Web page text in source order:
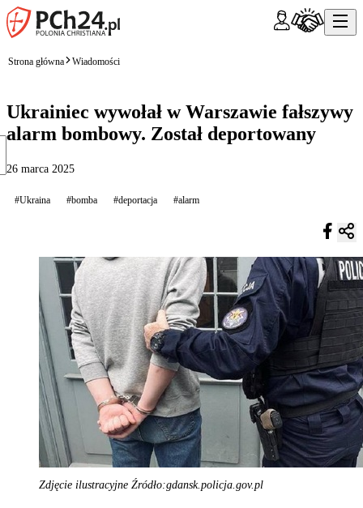
Strona główna Wiadomości
Ukrainiec wywołał w Warszawie fałszywy
alarm bombowy. Został deportowany
26 marca 2025
#Ukraina #bomba #deportacja #alarm
Zdjęcie ilustracyjne Źródło:gdansk.policja.gov.pl